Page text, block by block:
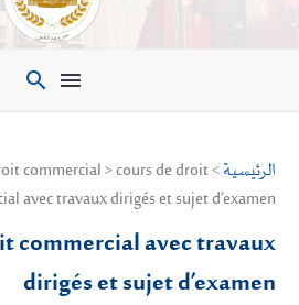

الرئيسية commercial > cours de droit
avec travaux dirigés et sujet d’examen
commercial avec travaux
dirigés et sujet d’examen